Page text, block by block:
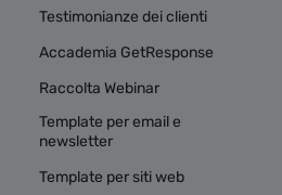
Testimonianze dei clienti
Accademia GetResponse
Raccolta Webinar
Template per email e
newsletter
Template per siti web